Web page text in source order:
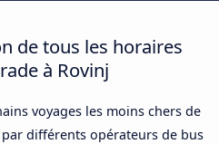
de tous les horaires
à Rovinj
voyages les moins chers de
différents opérateurs de bus